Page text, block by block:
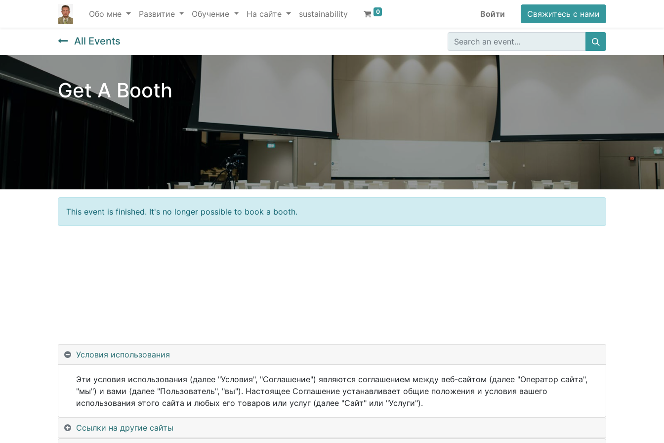
Обо мне Развитие Обучение На сайте sustainability 0 Войти Свяжитесь с нами
All Events
Get A Booth
This event is finished. It's no longer possible to book a booth.
Условия использования
Эти условия использования (далее "Условия", "Соглашение") являются соглашением между веб-сайтом (далее "Оператор сайта",
"мы") и вами (далее "Пользователь", "вы"). Настоящее Соглашение устанавливает общие положения и условия вашего
использования этого сайта и любых его товаров или услуг (далее "Сайт" или "Услуги").
Ссылки на другие сайты